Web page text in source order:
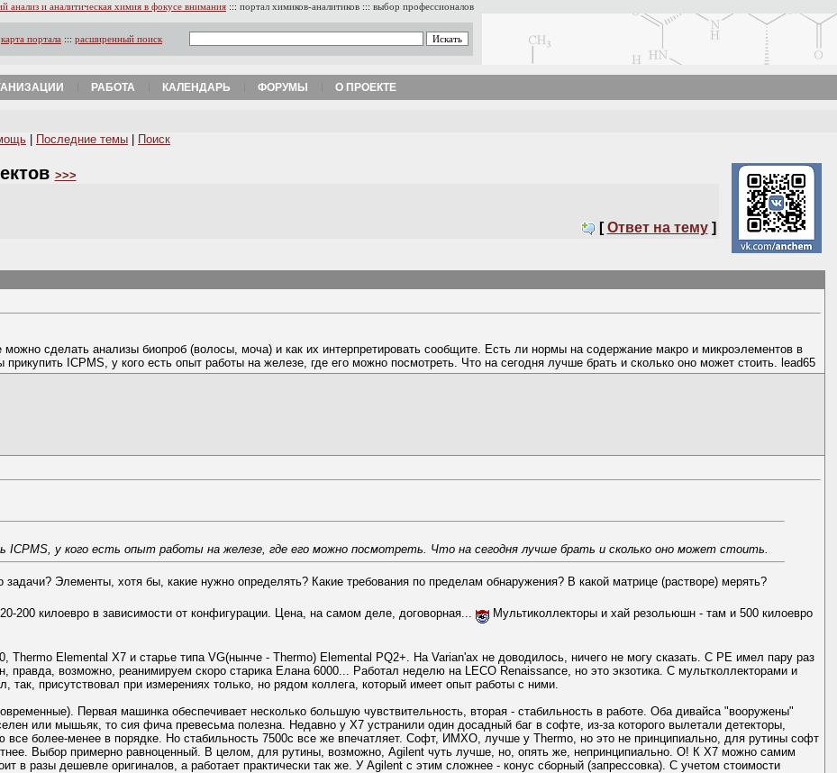
анализ и аналитическая химия в фокусе внимания ::: портал химиков-аналитиков ::: выбор профессионалов
карта портала ::: расширенный поиск
РАБОТА КАЛЕНДАРЬ ФОРУМЫ О ПРОЕКТЕ
Последние темы Поиск
>>>
[ Ответ на тему ]
можно сделать анализы биопроб (волосы, моча) и как их интерпретировать сообщите. Есть ли нормы на содержание макро и микроэлементов в
ICPMS, у кого есть опыт работы на железе, где его можно посмотреть. Что на сегодня лучше брать и сколько оно может стоить. lead65
ICPMS, у кого есть опыт работы на железе, где его можно посмотреть. Что на сегодня лучше брать и сколько оно может стоить.
задачи? Элементы, хотя бы, какие нужно определять? Какие требования по пределам обнаружения? В какой матрице (растворе) мерять?
200 килоевро в зависимости от конфигурации. Цена, на самом деле, договорная...
Мультиколлекторы и хай резольюшн - там и 500 килоевро
Thermo Elemental X7 и старье типа VG(нынче - Thermo) Elemental PQ2+. На Varian'ах не доводилось, ничего не могу сказать. С PE имел пару раз
правда, возможно, реанимируем скоро старика Елана 6000... Работал неделю на LECO Renaissance, но это экзотика. С мультколлекторами и
так, присутствовал при измерениях только, но рядом коллега, который имеет опыт работы с ними.
Первая машинка обеспечивает несколько большую чувствительность, вторая - стабильность в работе. Оба дивайса "вооружены"
или мышьяк, то сия фича превесьма полезна. Недавно у Х7 устранили один досадный баг в софте, из-за которого вылетали детекторы,
все более-менее в порядке. Но стабильность 7500с все же впечатляет. Софт, ИМХО, лучше у Thermo, но это не принципиально, для рутины софт
Выбор примерно равноценный. В целом, для рутины, возможно, Agilent чуть лучше, но, опять же, непринципиально. О! К X7 можно самим
в разы дешевле оригиналов, а работает практически так же. У Agilent с этим сложнее - конус сборный (запрессовка). С учетом стоимости